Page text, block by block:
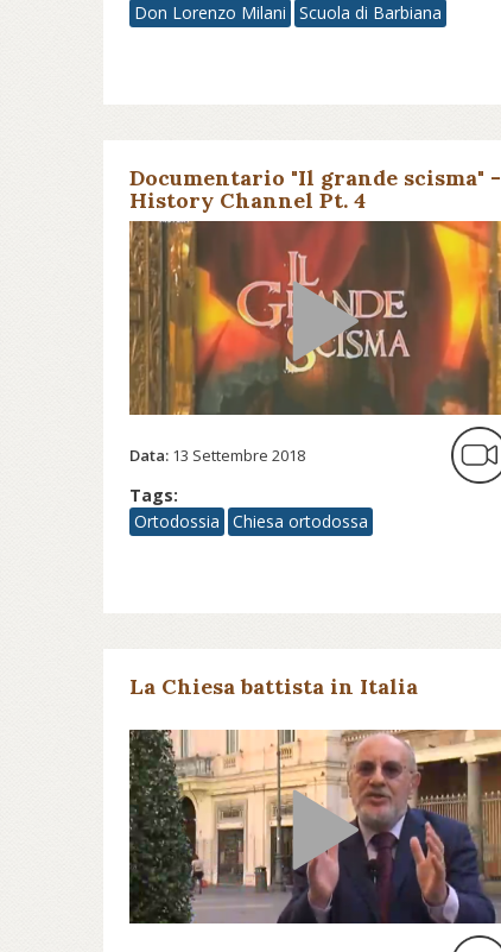
Don Lorenzo Milani
Scuola di Barbiana
Documentario "Il grande scisma" -
History Channel Pt. 4
Data: 13 Settembre 2018
Tags:
Ortodossia
Chiesa ortodossa
La Chiesa battista in Italia